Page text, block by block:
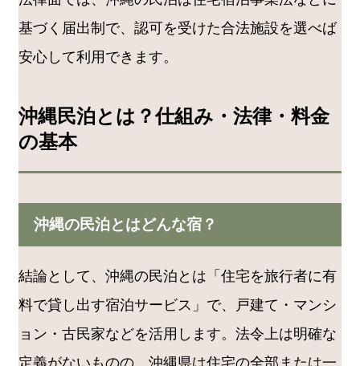
基づく届出制で、認可を受けた合法施設を選べば
安心して利用できます。
沖縄民泊とは？仕組み・法律・料金
の基本
沖縄の民泊とはどんな宿？
結論として、沖縄の民泊とは「住宅を旅行者に有
料で貸し出す宿泊サービス」で、戸建て・マンシ
ョン・古民家などを活用します。法令上は明確な